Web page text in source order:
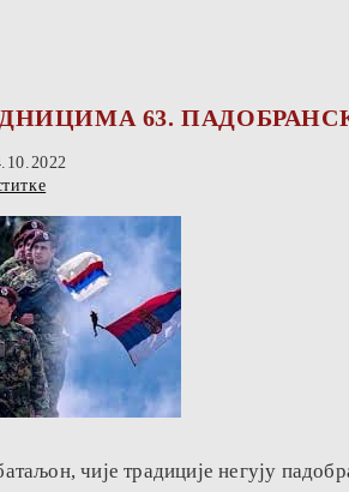
63.
чије традиције негују